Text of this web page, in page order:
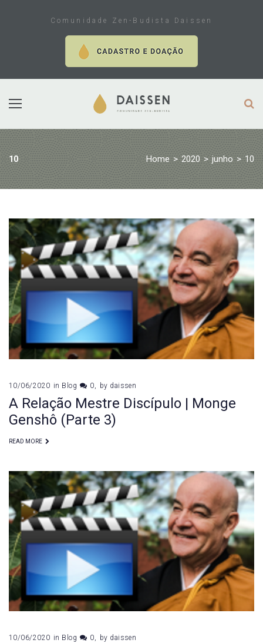
Comunidade Zen-Budista Daissen
10 Home > 2020 > junho > 10
Dia:
10
de
junho
de
2020
10/06/2020 in Blog 0 by daissen
A Relação Mestre Discípulo | Monge
Genshô (Parte 3)
READ MORE
10/06/2020 in Blog 0 by daissen